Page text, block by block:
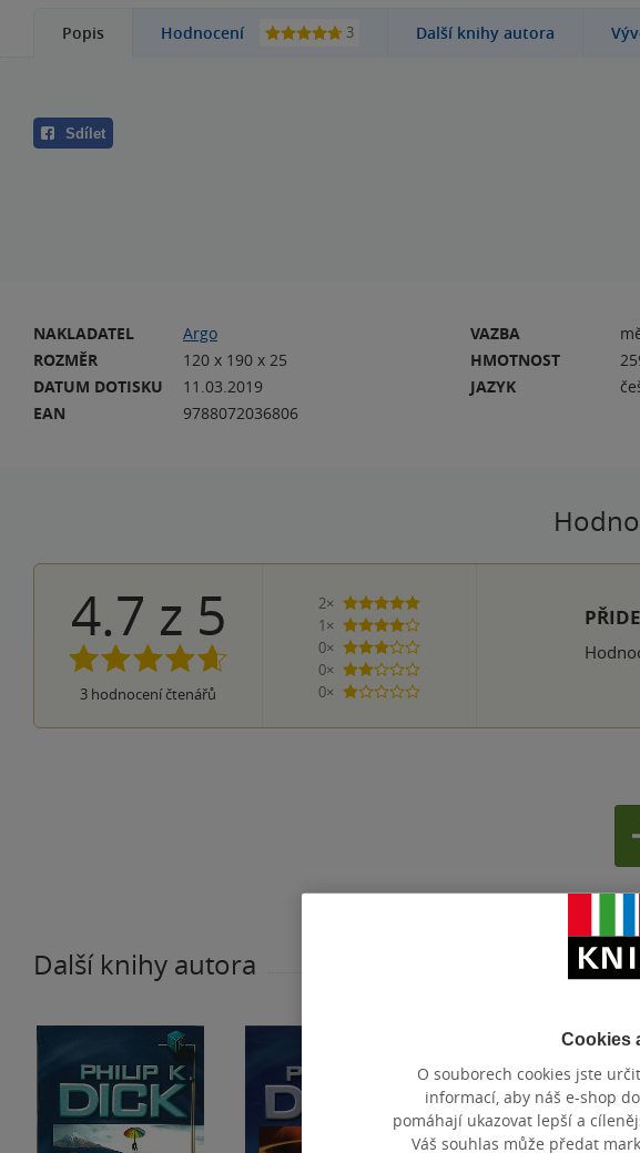
Popis Hodnocení 3 Další knihy autora
Sdílet
NAKLADATEL
Argo
ROZMĚR
120 x 190 x 25
DATUM DOTISKU
11.03.2019
EAN
9788072036806
VAZBA
HMOTNOST
JAZYK
4.7 z 5
3 hodnocení čtenářů
2×
5 hvězdiček
1×
4 hvězdičky
0×
3 hvězdičky
0×
2 hvězdičky
0×
1 hvezdička
Další knihy autora
Cookies
O souborech cookies jste
informací, aby náš e-shop
pomáhají ukazovat lepší a
Váš souhlas může předat